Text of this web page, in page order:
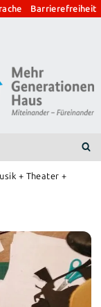
Barrierefreiheit
+ Theater +